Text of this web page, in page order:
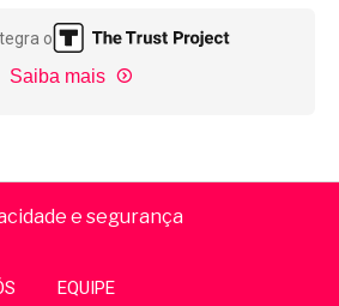
o
Saiba mais
e segurança
EQUIPE